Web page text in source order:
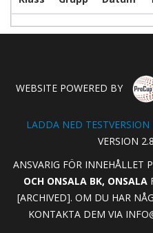
WEBSITE POWERED BY
LADDA NED TESTVERSION
VERSION
ANSVARIG FÖR INNEHÅLLET
OCH ONSALA BK, ONSALA
[ARCHIVED]. OM DU HAR
KONTAKTA DEM VIA